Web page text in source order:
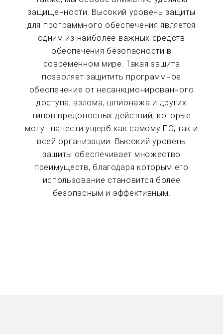
защищенности. Высокий уровень защиты
для программного обеспечения является
одним из наиболее важных средств
обеспечения безопасности в
современном мире. Такая защита
позволяет защитить программное
обеспечение от несанкционированного
доступа, взлома, шпионажа и других
типов вредоносных действий, которые
могут нанести ущерб как самому ПО, так и
всей организации. Высокий уровень
защиты обеспечивает множество
преимуществ, благодаря которым его
использование становится более
безопасным и эффективным.